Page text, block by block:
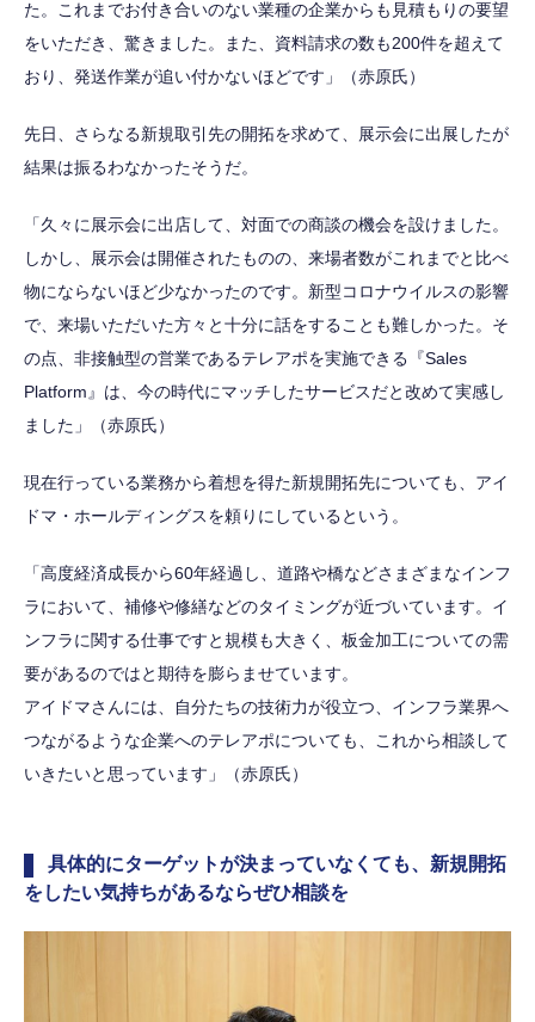
た。これまでお付き合いのない業種の企業からも見積もりの要望
をいただき、驚きました。また、資料請求の数も200件を超えて
おり、発送作業が追い付かないほどです」（赤原氏）
先日、さらなる新規取引先の開拓を求めて、展示会に出展したが
結果は振るわなかったそうだ。
「久々に展示会に出店して、対面での商談の機会を設けました。
しかし、展示会は開催されたものの、来場者数がこれまでと比べ
物にならないほど少なかったのです。新型コロナウイルスの影響
で、来場いただいた方々と十分に話をすることも難しかった。そ
の点、非接触型の営業であるテレアポを実施できる『Sales
Platform』は、今の時代にマッチしたサービスだと改めて実感し
ました」（赤原氏）
現在行っている業務から着想を得た新規開拓先についても、アイ
ドマ・ホールディングスを頼りにしているという。
「高度経済成長から60年経過し、道路や橋などさまざまなインフ
ラにおいて、補修や修繕などのタイミングが近づいています。イ
ンフラに関する仕事ですと規模も大きく、板金加工についての需
要があるのではと期待を膨らませています。
アイドマさんには、自分たちの技術力が役立つ、インフラ業界へ
つながるような企業へのテレアポについても、これから相談して
いきたいと思っています」（赤原氏）
具体的にターゲットが決まっていなくても、新規開拓
をしたい気持ちがあるならぜひ相談を